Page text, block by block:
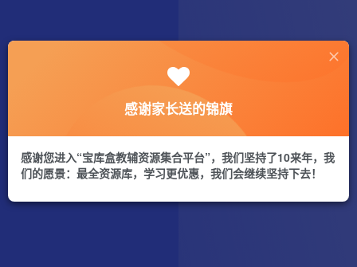
感谢家长送的锦旗
感谢您进入“宝库盒教辅资源集合平台”，我们坚持了10来年，我
们的愿景：最全资源库，学习更优惠，我们会继续坚持下去！